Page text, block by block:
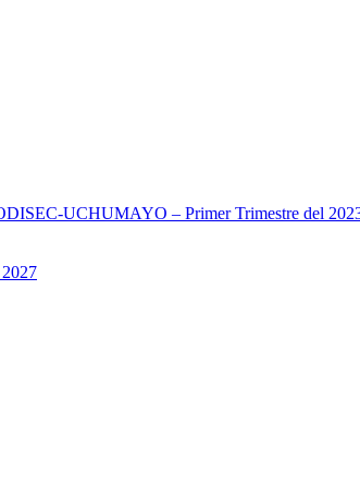
UCHUMAYO – Primer Trimestre del